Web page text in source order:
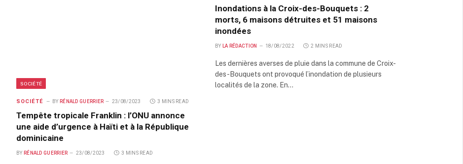
SOCIÉTÉ
SOCIÉTÉ BY RÉNALD GUERRIER 23/08/2023 3 MINS READ
Tempête tropicale Franklin : l’ONU annonce
une aide d’urgence à Haïti et à la République
dominicaine
BY RÉNALD GUERRIER 23/08/2023 3 MINS READ
Inondations à la Croix-des-Bouquets : 2
morts, 6 maisons détruites et 51 maisons
inondées
BY LA RÉDACTION 18/08/2022 2 MINS READ
Les dernières averses de pluie dans la commune de Croix-
des-Bouquets ont provoqué l’inondation de plusieurs
localités de la zone. En…